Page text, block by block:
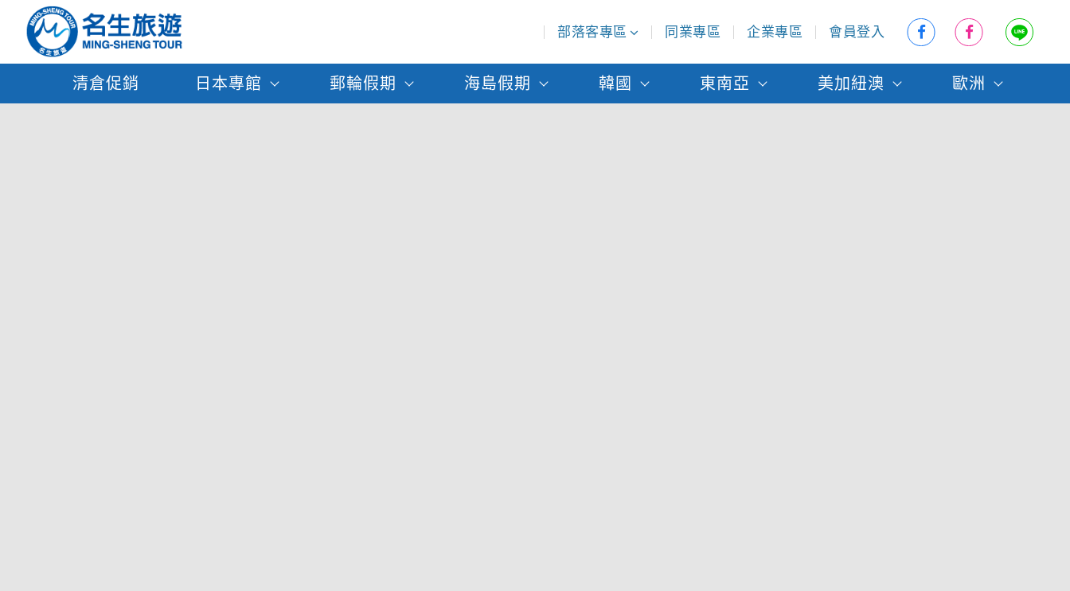
部落客專區 同業專區 企業專區 會員登入
清倉促銷 日本專館 郵輪假期 海島假期 韓國 東南亞 美加紐澳 歐洲